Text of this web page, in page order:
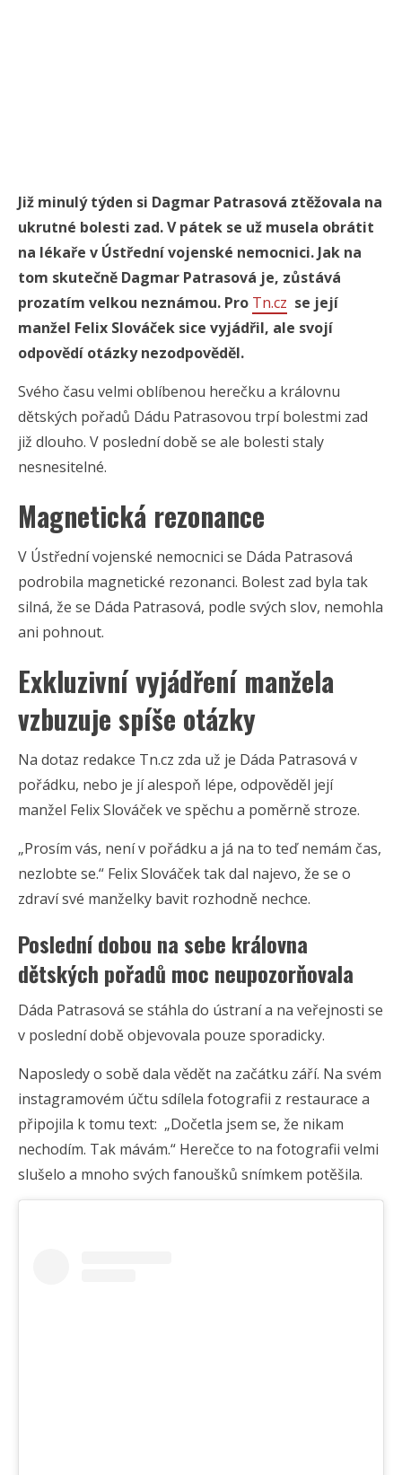
Již minulý týden si Dagmar Patrasová ztěžovala na
ukrutné bolesti zad. V pátek se už musela obrátit
na lékaře v Ústřední vojenské nemocnici. Jak na
tom skutečně Dagmar Patrasová je, zůstává
prozatím velkou neznámou. Pro Tn.cz se její
manžel Felix Slováček sice vyjádřil, ale svojí
odpovědí otázky nezodpověděl.
Svého času velmi oblíbenou herečku a královnu
dětských pořadů Dádu Patrasovou trpí bolestmi zad
již dlouho. V poslední době se ale bolesti staly
nesnesitelné.
Magnetická rezonance
V Ústřední vojenské nemocnici se Dáda Patrasová
podrobila magnetické rezonanci. Bolest zad byla tak
silná, že se Dáda Patrasová, podle svých slov, nemohla
ani pohnout.
Exkluzivní vyjádření manžela
vzbuzuje spíše otázky
Na dotaz redakce Tn.cz zda už je Dáda Patrasová v
pořádku, nebo je jí alespoň lépe, odpověděl její
manžel Felix Slováček ve spěchu a poměrně stroze.
„Prosím vás, není v pořádku a já na to teď nemám čas,
nezlobte se.“ Felix Slováček tak dal najevo, že se o
zdraví své manželky bavit rozhodně nechce.
Poslední dobou na sebe královna
dětských pořadů moc neupozorňovala
Dáda Patrasová se stáhla do ústraní a na veřejnosti se
v poslední době objevovala pouze sporadicky.
Naposledy o sobě dala vědět na začátku září. Na svém
instagramovém účtu sdílela fotografii z restaurace a
připojila k tomu text: „Dočetla jsem se, že nikam
nechodím. Tak mávám.“ Herečce to na fotografii velmi
slušelo a mnoho svých fanoušků snímkem potěšila.